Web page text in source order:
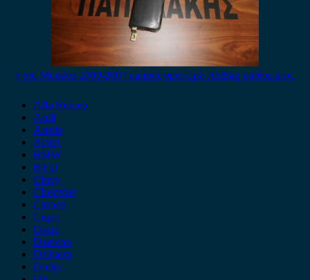
Ford Mondeo 2000-2007 εμπρός αριστερό AirBag καθίσματος
Alfa Romeo
Audi
Austin
Acura
BMW
BYD
Chery
Chevrolet
Citroen
Cupra
Dacia
Daewoo
Daihatsu
Dodge